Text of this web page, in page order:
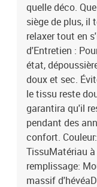
quelle déco.
siège de plus, il
relaxer tout en
d'Entretien :
état,
doux et sec.
le tissu reste
garantira qu'il
pendant des
confort.
TissuMatériau
remplissage:
massif